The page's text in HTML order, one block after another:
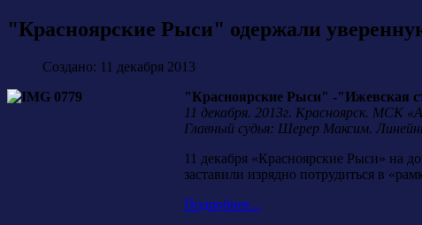
"Красноярские Рыси" одержали
Создано: 11 декабря 2013
"Красноярские Рыси" -"Ижевская
11 декабря. 2013г. Красноярск. МСК
Главный судья: Шерер Максим.
11 декабря «Красноярские Рыси» на
заставили изрядно потрудиться в
Подробнее...